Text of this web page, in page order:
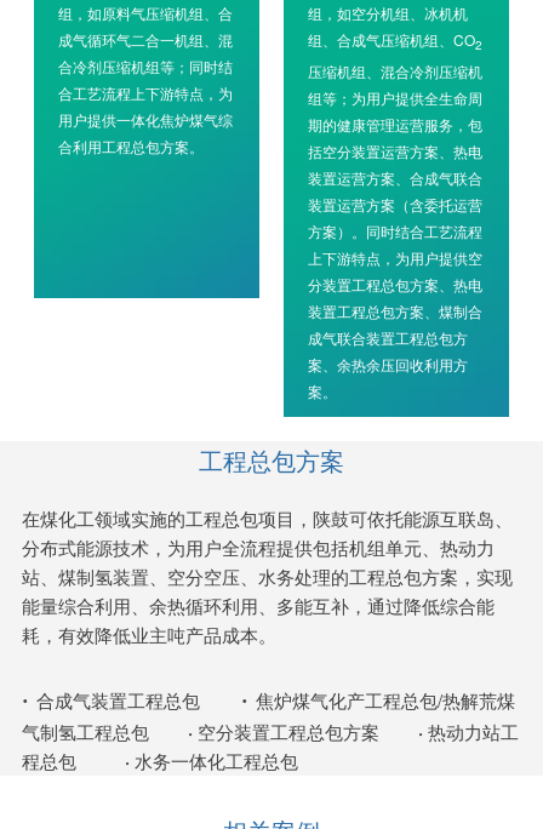
组，如原料气压缩机组、合
成气循环气二合一机组、混
合冷剂压缩机组等；同时结
合工艺流程上下游特点，为
用户提供一体化焦炉煤气综
合利用工程总包方案。
组，如空分机组、冰机机
组、合成气压缩机组、CO2
压缩机组、混合冷剂压缩机
组等；为用户提供全生命周
期的健康管理运营服务，包
括空分装置运营方案、热电
装置运营方案、合成气联合
装置运营方案（含委托运营
方案）。同时结合工艺流程
上下游特点，为用户提供空
分装置工程总包方案、热电
装置工程总包方案、煤制合
成气联合装置工程总包方
案、余热余压回收利用方
案。
工程总包方案
在煤化工领域实施的工程总包项目，陕鼓可依托能源互联岛、
分布式能源技术，为用户全流程提供包括机组单元、热动力
站、煤制氢装置、空分空压、水务处理的工程总包方案，实现
能量综合利用、余热循环利用、多能互补，通过降低综合能
耗，有效降低业主吨产品成本。
· 合成气装置工程总包 · 焦炉煤气化产工程总包/热解荒煤
气制氢工程总包 · 空分装置工程总包方案 · 热动力站工
程总包 · 水务一体化工程总包